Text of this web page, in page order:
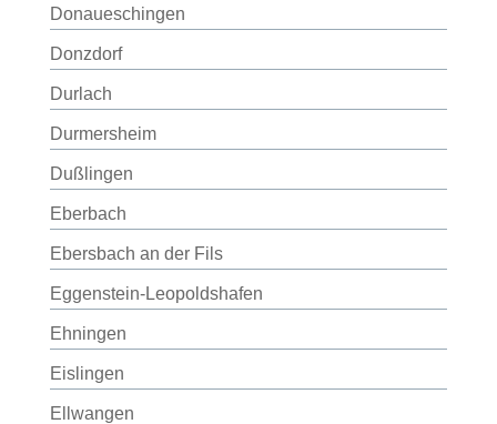
Donaueschingen
Donzdorf
Durlach
Durmersheim
Dußlingen
Eberbach
Ebersbach an der Fils
Eggenstein-Leopoldshafen
Ehningen
Eislingen
Ellwangen